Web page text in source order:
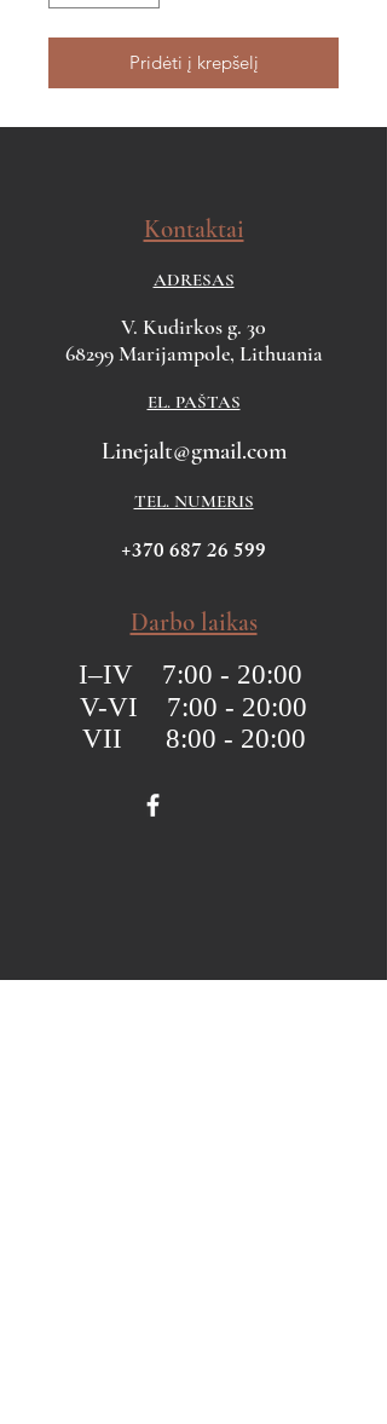
Pridėti į krepšelį
Kontaktai
ADRESAS
V. Kudirkos g. 30
68299 Marijampole, Lithuania
EL. PAŠTAS
Linejalt@gmail.com
TEL. NUMERIS
+370 687 26 599
Darbo laikas
I–IV 7:00 - 20:00
V-VI 7:00 - 20:00
VII 8:00 - 20:00